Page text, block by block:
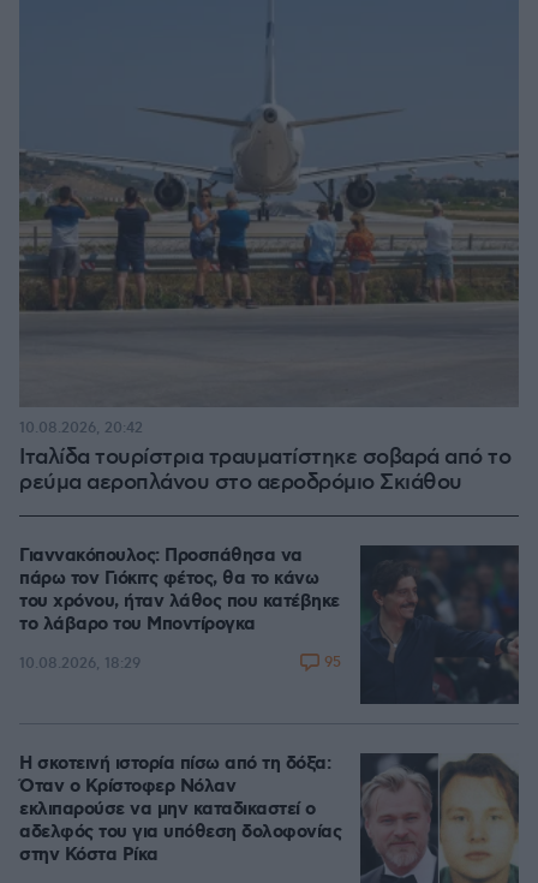
Ιταλίδα τουρίστρια τραυματίστηκε σοβαρά από το
ρεύμα αεροπλάνου στο αεροδρόμιο Σκιάθου
10.08.2026, 20:42
Γιαννακόπουλος: Προσπάθησα να
πάρω τον Γιόκιτς φέτος, θα το κάνω
του χρόνου, ήταν λάθος που κατέβηκε
το λάβαρο του Μποντίρογκα
10.08.2026, 18:29 95
Η σκοτεινή ιστορία πίσω από τη δόξα:
Όταν ο Κρίστοφερ Νόλαν
εκλιπαρούσε να μην καταδικαστεί ο
αδελφός του για υπόθεση δολοφονίας
στην Κόστα Ρίκα